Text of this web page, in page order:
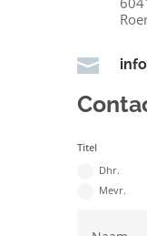

Titel
Dhr.
Mevr.